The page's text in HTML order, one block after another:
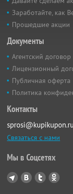
Заработайте, как
Прошедшие акции
Документы
Агентский договор
Лицензионный
Публичная оферта
Политика
Контакты
sprosi@kupikupon.ru
Связаться с нами
Мы в Соцсетях